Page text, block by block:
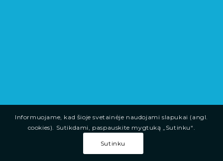
Informuojame, kad šioje svetainėje naudojami slapukai (angl.
cookies). Sutikdami, paspauskite mygtuką „Sutinku“.
Sutinku